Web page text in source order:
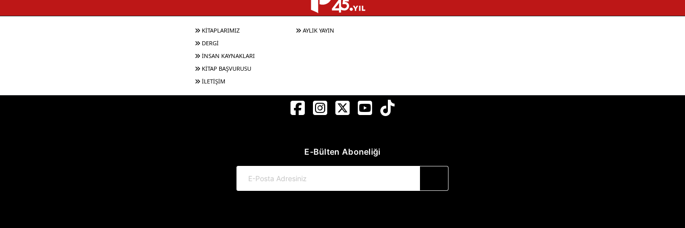
KİTAPLARIMIZ
DERGİ
İNSAN KAYNAKLARI
KİTAP BAŞVURUSU
İLETİŞİM
AYLIK YAYIN
E-Bülten Aboneliği